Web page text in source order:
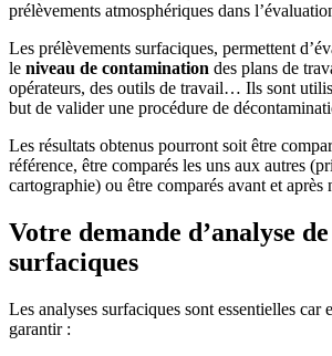
prélèvements atmosphériques dans
Les prélèvements surfaciques, permettent
le niveau de contamination des plans de
opérateurs, des outils de travail… Ils sont
but de valider une procédure de
Les résultats obtenus pourront soit être
référence, être comparés les uns aux autres
cartographie) ou être comparés avant et après
Votre demande d’analyse
surfaciques
Les analyses surfaciques sont essentielles car
garantir :